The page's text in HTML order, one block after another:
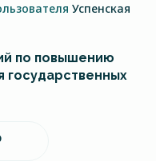
Успенская
по повышению
государственных